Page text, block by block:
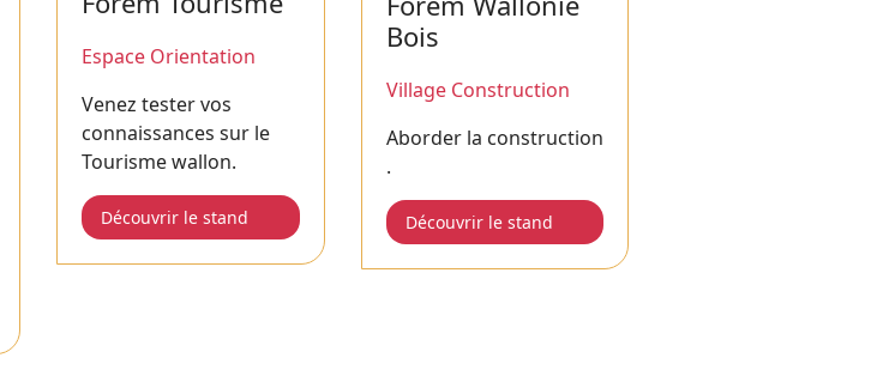
Espace Orientation
Venez tester vos
connaissances sur le
Tourisme wallon.
Découvrir le stand
Bois
Village Construction
Aborder la construction
.
Découvrir le stand